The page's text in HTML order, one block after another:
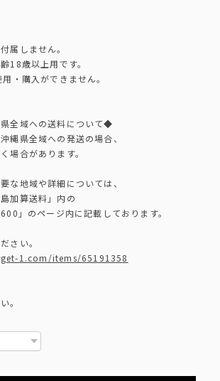
属しません。
18歳以上用です。
・購入ができません。
全域への送料について◆
縄県全域への発送の場合、
場合があります。
な地域や詳細については、
加算送料」内の
」のページ内に記載しております。
さい。
1.com/items/65191358
。